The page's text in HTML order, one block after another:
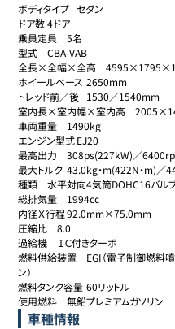
ボディタイプ	セダン
ドア数	4ドア
乗員定員	5名
型式	CBA-VAB
全長×全幅×全高	4595×1795×1475mm
ホイールベース	2650mm
トレッド前／後	1530／1540mm
室内長×室内幅×室内高	2005×1490×1205mm
車両重量	1490kg
エンジン型式	EJ20
最高出力	308ps(227kW)／6400rpm
最大トルク	43.0kg・m(422N・m)／4400rpm
種類	水平対向4気筒DOHC16バルブICターボ
総排気量	1994cc
内径Ｘ行程	92.0mm×75.0mm
圧縮比	8.0
過給機	ＩＣ付きターボ
燃料供給装置	EGI（電子制御燃料噴射装置：マルチポイント・インジェクショ
ン）
燃料タンク容量	60リットル
使用燃料	無鉛プレミアムガソリン
車種情報